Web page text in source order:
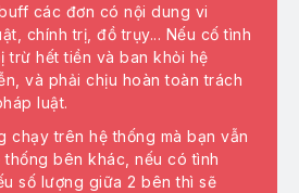
các đơn có nội dung vi
chính trị, đồ trụy... Nếu cố tình
trừ hết tiền và ban khỏi hệ
và phải chịu hoàn toàn trách
luật.
chạy trên hệ thống mà bạn vẫn
thống bên khác, nếu có tình
số lượng giữa 2 bên thì sẽ